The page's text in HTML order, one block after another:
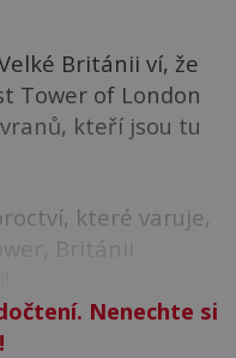
Británii ví, že
Tower of London
kteří jsou tu
které varuje,
Británii
Nenechte si